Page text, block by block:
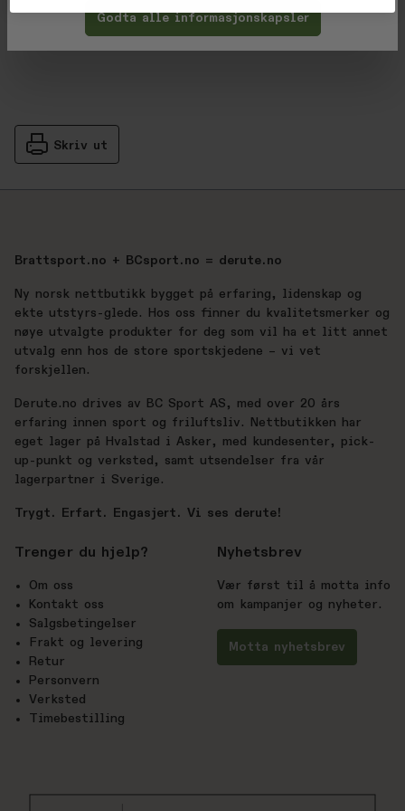
Produsent
Skriv ut
Brattsport.no + BCsport.no = derute.no
Ny norsk nettbutikk bygget på erfaring, lidenskap og
ekte utstyrs-glede. Hos oss finner du kvalitetsmerker og
nøye utvalgte produkter for deg som vil ha et litt annet
utvalg enn hos de store sportskjedene – vi vet
forskjellen.
Derute.no drives av BC Sport AS, med over 20 års
erfaring innen sport og friluftsliv. Nettbutikken har
eget lager på Hvalstad i Asker, med kundesenter, pick-
up-punkt og verksted, samt utsendelser fra vår
lagerpartner i Sverige.
Trygt. Erfart. Engasjert. Vi ses derute!
Trenger du hjelp?
Om oss
Kontakt oss
Salgsbetingelser
Frakt og levering
Retur
Personvern
Verksted
Timebestilling
Nyhetsbrev
Vær først til å motta info
om kampanjer og nyheter.
Motta nyhetsbrev
Godta alle informasjonskapsler